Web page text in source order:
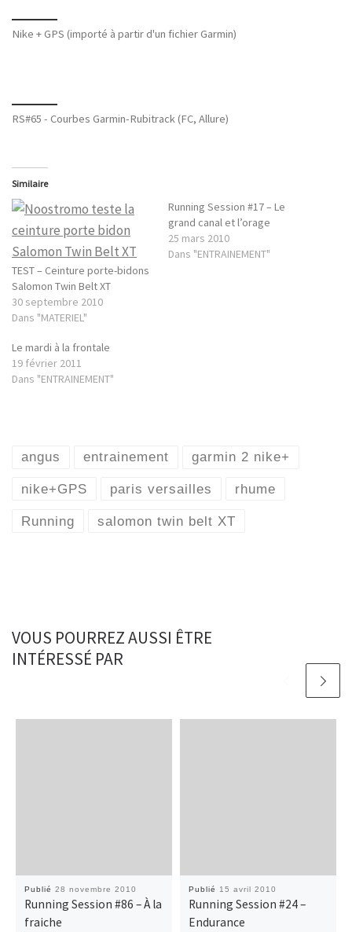
Nike + GPS (importé à partir d'un fichier Garmin)
RS#65 - Courbes Garmin-Rubitrack (FC, Allure)
Similaire
TEST – Ceinture porte-bidons
Salomon Twin Belt XT
30 septembre 2010
Dans "MATERIEL"
Running Session #17 – Le
grand canal et l’orage
25 mars 2010
Dans "ENTRAINEMENT"
Le mardi à la frontale
19 février 2011
Dans "ENTRAINEMENT"
angus entrainement garmin 2 nike+
nike+GPS paris versailles rhume
Running salomon twin belt XT
VOUS POURREZ AUSSI ÊTRE
INTÉRESSÉ PAR
Publié28 novembre 2010
Running Session #86 – À la
fraiche
Publié 15 avril 2010
Running Session #24 –
Endurance